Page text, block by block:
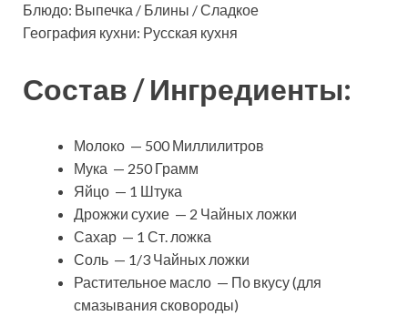
Блюдо: Выпечка / Блины / Сладкое
География кухни: Русская кухня
Состав / Ингредиенты:
Молоко — 500 Миллилитров
Мука — 250 Грамм
Яйцо — 1 Штука
Дрожжи сухие — 2 Чайных ложки
Сахар — 1 Ст. ложка
Соль — 1/3 Чайных ложки
Растительное масло — По вкусу (для
смазывания сковороды)